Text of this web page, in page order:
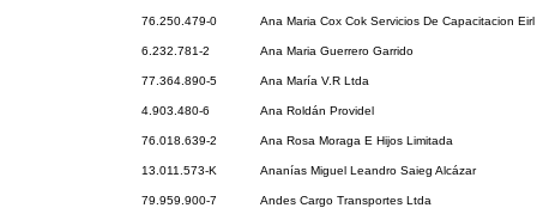
76.250.479-0 Ana Maria Cox Cok Servicios De Capacitacion Eirl
6.232.781-2 Ana Maria Guerrero Garrido
77.364.890-5 Ana María V.R Ltda
4.903.480-6 Ana Roldán Providel
76.018.639-2 Ana Rosa Moraga E Hijos Limitada
13.011.573-K Ananías Miguel Leandro Saieg Alcázar
79.959.900-7 Andes Cargo Transportes Ltda